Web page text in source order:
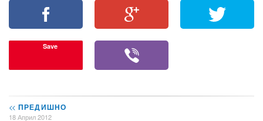
Save
<< ПРЕДИШНО
18 Април 2012